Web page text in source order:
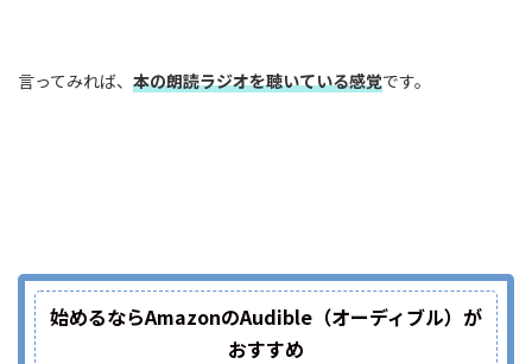
言ってみれば、 本の朗読ラジオを聴いている感覚です。
始めるならAmazonのAudible（オーディブル）が
おすすめ